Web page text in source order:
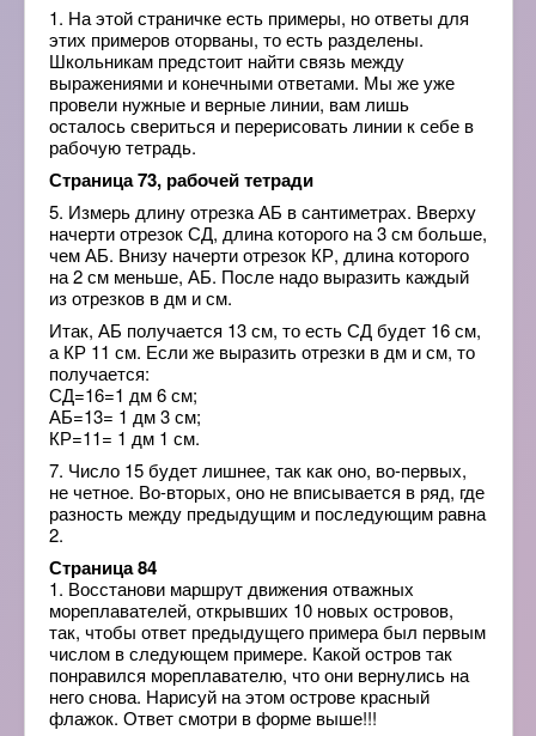
1. На этой страничке есть примеры, но ответы для
этих примеров оторваны, то есть разделены.
Школьникам предстоит найти связь между
выражениями и конечными ответами. Мы же уже
провели нужные и верные линии, вам лишь
осталось свериться и перерисовать линии к себе в
рабочую тетрадь.
Страница 73, рабочей тетради
5. Измерь длину отрезка АБ в сантиметрах. Вверху
начерти отрезок СД, длина которого на 3 см больше,
чем АБ. Внизу начерти отрезок КР, длина которого
на 2 см меньше, АБ. После надо выразить каждый
из отрезков в дм и см.
Итак, АБ получается 13 см, то есть СД будет 16 см,
а КР 11 см. Если же выразить отрезки в дм и см, то
получается:
СД=16=1 дм 6 см;
АБ=13= 1 дм 3 см;
КР=11= 1 дм 1 см.
7. Число 15 будет лишнее, так как оно, во-первых,
не четное. Во-вторых, оно не вписывается в ряд, где
разность между предыдущим и последующим равна
2.
Страница 84
1. Восстанови маршрут движения отважных
мореплавателей, открывших 10 новых островов,
так, чтобы ответ предыдущего примера был первым
числом в следующем примере. Какой остров так
понравился мореплавателю, что они вернулись на
него снова. Нарисуй на этом острове красный
флажок. Ответ смотри в форме выше!!!